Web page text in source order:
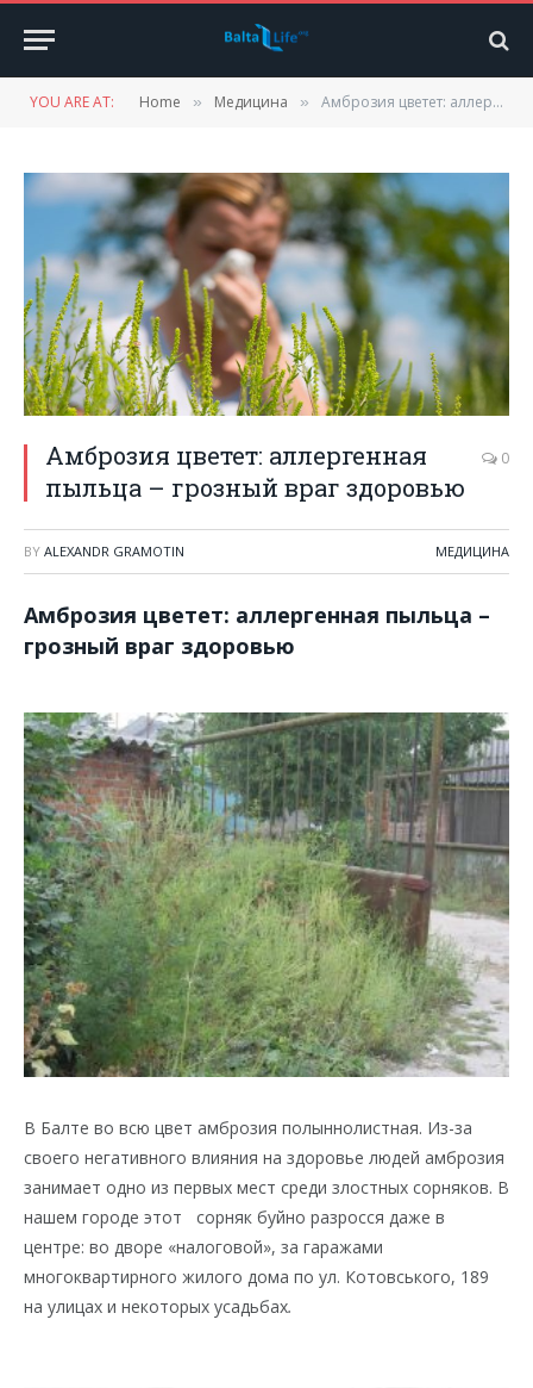
YOU ARE AT: Home » Медицина » Амброзия цветет: аллергенная пыльца – грозный враг здоровью
Амброзия цветет: аллергенная
пыльца – грозный враг здоровью
0
BY ALEXANDR GRAMOTIN МЕДИЦИНА
Амброзия цветет: аллергенная пыльца –
грозный враг здоровью
В Балте во всю цвет амброзия полыннолистная. Из-за
своего негативного влияния на здоровье людей амброзия
занимает одно из первых мест среди злостных сорняков. В
нашем городе этот сорняк буйно разросся даже в
центре: во дворе «налоговой», за гаражами
многоквартирного жилого дома по ул. Котовського, 189
на улицах и некоторых усадьбах.